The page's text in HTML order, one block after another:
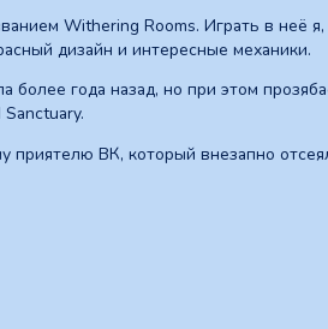
Withering Rooms. Играть в неё
дизайн и интересные механики.
года назад, но при этом
приятелю ВК, который внезапно